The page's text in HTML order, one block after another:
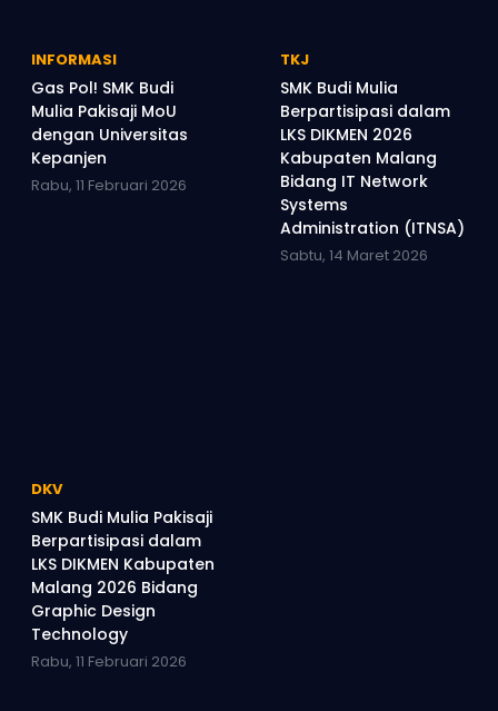
INFORMASI
Gas Pol! SMK Budi
Mulia Pakisaji MoU
dengan Universitas
Kepanjen
Rabu, 11 Februari 2026
TKJ
SMK Budi Mulia
Berpartisipasi dalam
LKS DIKMEN 2026
Kabupaten Malang
Bidang IT Network
Systems
Administration (ITNSA)
Sabtu, 14 Maret 2026
DKV
SMK Budi Mulia Pakisaji
Berpartisipasi dalam
LKS DIKMEN Kabupaten
Malang 2026 Bidang
Graphic Design
Technology
Rabu, 11 Februari 2026